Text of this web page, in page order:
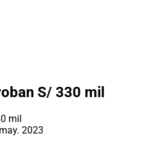
S/ 330 mil
2023